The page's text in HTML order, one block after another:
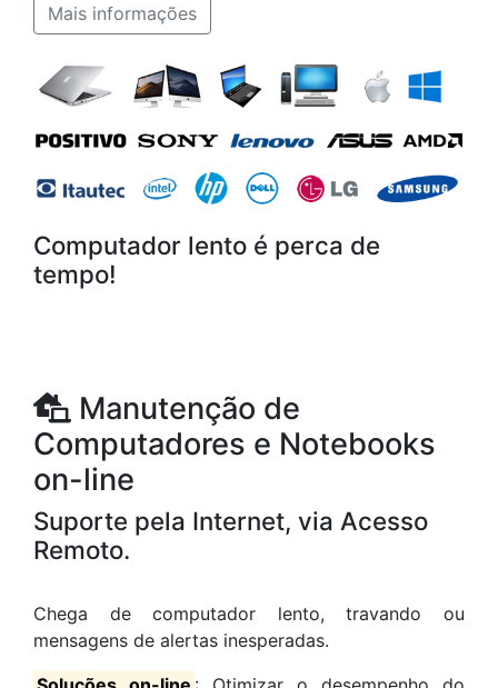
Mais informações
Computador lento é perca de
tempo!
Manutenção de
Computadores e Notebooks
on-line
Suporte pela Internet, via Acesso
Remoto.
Chega de computador lento, travando ou
mensagens de alertas inesperadas.